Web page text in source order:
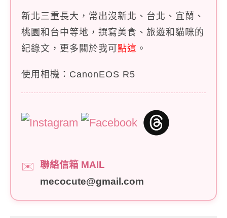
新北三重長大，常出沒新北、台北、宜蘭、
桃園和台中等地，撰寫美食、旅遊和貓咪的
紀錄文，更多關於我可點這 。
使用相機：CanonEOS R5
✉️
聯絡信箱 MAIL
mecocute@gmail.com